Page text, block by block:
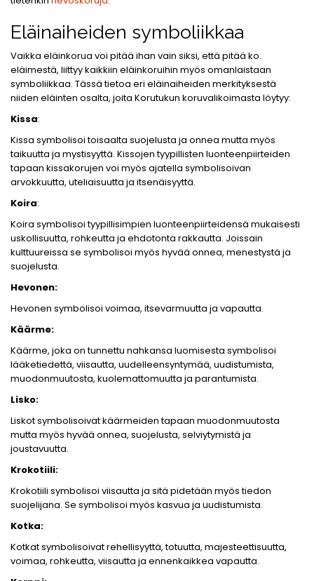
Eläinaiheiden symboliikkaa
Vaikka eläinkorua voi pitää ihan vain siksi, että pitää ko.
eläimestä, liittyy kaikkiin eläinkoruihin myös omanlaistaan
symboliikkaa. Tässä tietoa eri eläinaiheiden merkityksestä
niiden eläinten osalta, joita Korutukun koruvalikoimasta löytyy:
Kissa:
Kissa symbolisoi toisaalta suojelusta ja onnea mutta myös
taikuutta ja mystisyyttä. Kissojen tyypillisten luonteenpiirteiden
tapaan kissakorujen voi myös ajatella symbolisoivan
arvokkuutta, uteliaisuutta ja itsenäisyyttä.
Koira:
Koira symbolisoi tyypillisimpien luonteenpiirteidensä mukaisesti
uskollisuutta, rohkeutta ja ehdotonta rakkautta. Joissain
kulttuureissa se symbolisoi myös hyvää onnea, menestystä ja
suojelusta.
Hevonen:
Hevonen symbolisoi voimaa, itsevarmuutta ja vapautta.
Käärme:
Käärme, joka on tunnettu nahkansa luomisesta symbolisoi
lääketiedettä, viisautta, uudelleensyntymää, uudistumista,
muodonmuutosta, kuolemattomuutta ja parantumista.
Lisko:
Liskot symbolisoivat käärmeiden tapaan muodonmuutosta
mutta myös hyvää onnea, suojelusta, selviytymistä ja
joustavuutta.
Krokotiili:
Krokotiili symbolisoi viisautta ja sitä pidetään myös tiedon
suojelijana. Se symbolisoi myös kasvua ja uudistumista.
Kotka:
Kotkat symbolisoivat rehellisyyttä, totuutta, majesteettisuutta,
voimaa, rohkeutta, viisautta ja ennenkaikkea vapautta.